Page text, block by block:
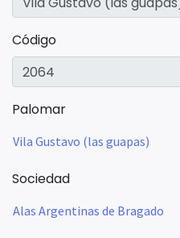
Código
Palomar
Vila Gustavo (las guapas)
Sociedad
Alas Argentinas de Bragado